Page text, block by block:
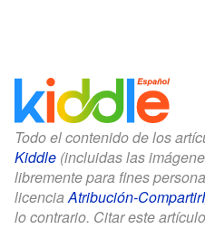
Todo el contenido de los
Kiddle (incluidas las
libremente para fines
licenciaAtribución-
lo contrario. Citar este